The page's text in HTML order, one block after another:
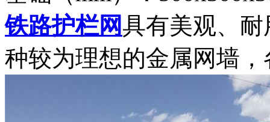
铁路护栏网具有美观、
种较为理想的金属网墙